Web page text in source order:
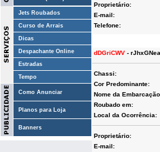
Jets Roubados
Curso de Arrais
Dicas
Despachante Online
Estradas
Tempo
Como Anunciar
Planos para Loja
Banners
Proprietário:
E-mail:
Telefone:
dDGriCWV -
Chassi:
Cor Predominante:
Nome da
Roubado em:
Local da Ocorrência:
Proprietário:
E-mail: